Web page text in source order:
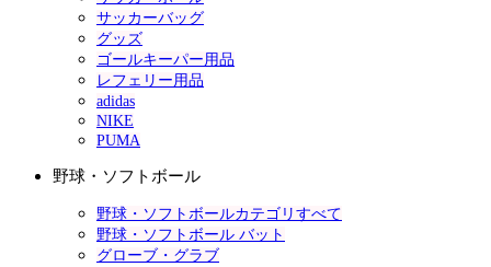
サッカーバッグ
グッズ
ゴールキーパー用品
レフェリー用品
adidas
NIKE
PUMA
野球・ソフトボール
野球・ソフトボールカテゴリすべて
野球・ソフトボール バット
グローブ・グラブ